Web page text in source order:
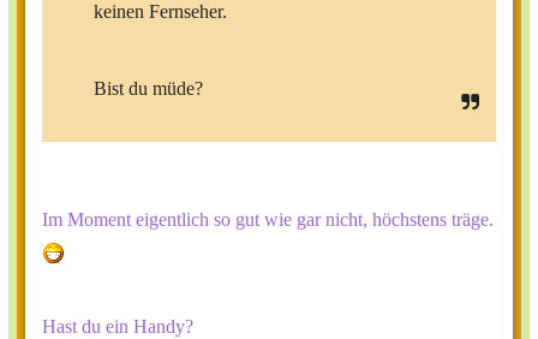
keinen Fernseher.
Bist du müde?
Im Moment eigentlich so gut wie gar nicht, höchstens träge.
Hast du ein Handy?